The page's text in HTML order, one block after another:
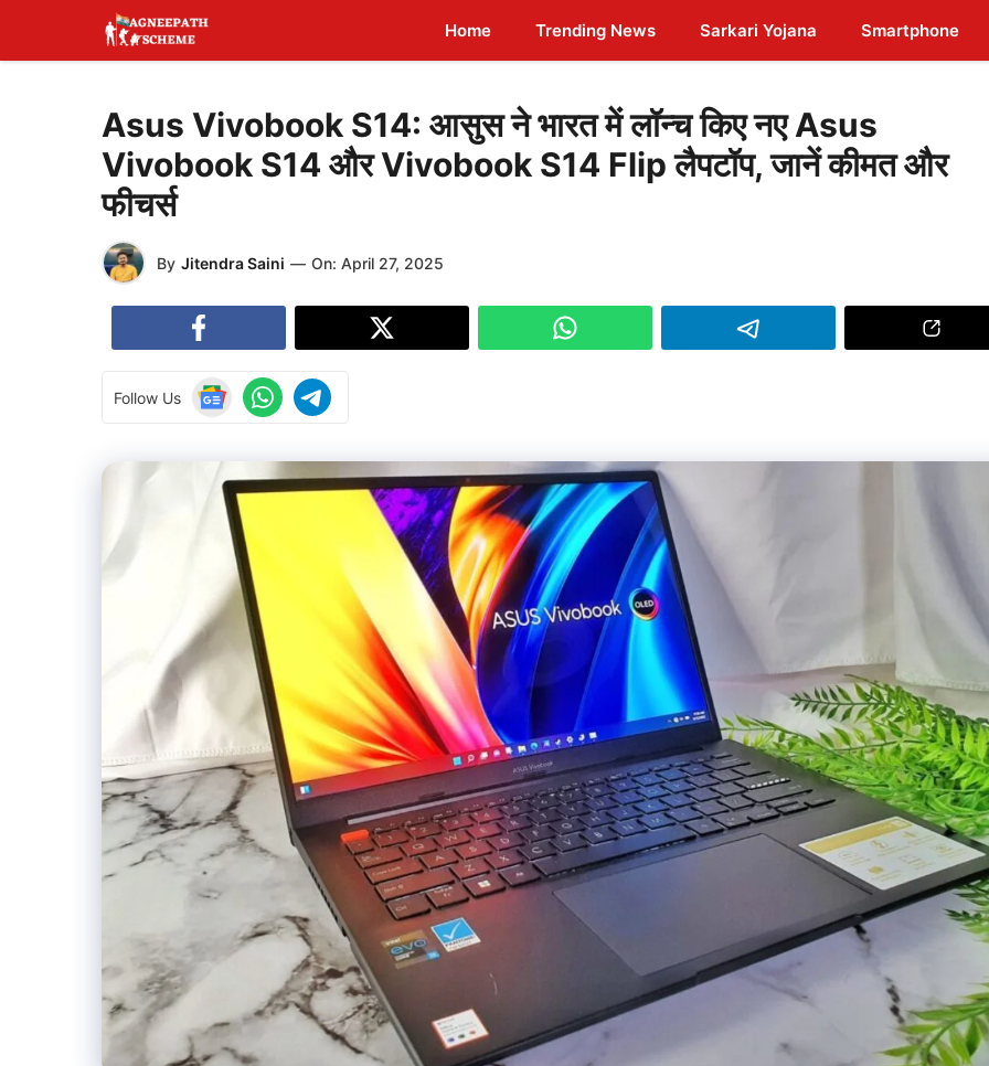
content
Home Trending News Sarkari Yojana Smartphone
Asus Vivobook S14: आसुस ने भारत में लॉन्च किए नए Asus
Vivobook S14 और Vivobook S14 Flip लैपटॉप, जानें कीमत और
फीचर्स
By Jitendra Saini — On: April 27, 2025
Follow Us